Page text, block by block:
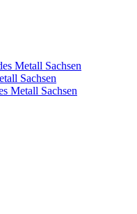
Metall Sachsen
Sachsen
Metall Sachsen